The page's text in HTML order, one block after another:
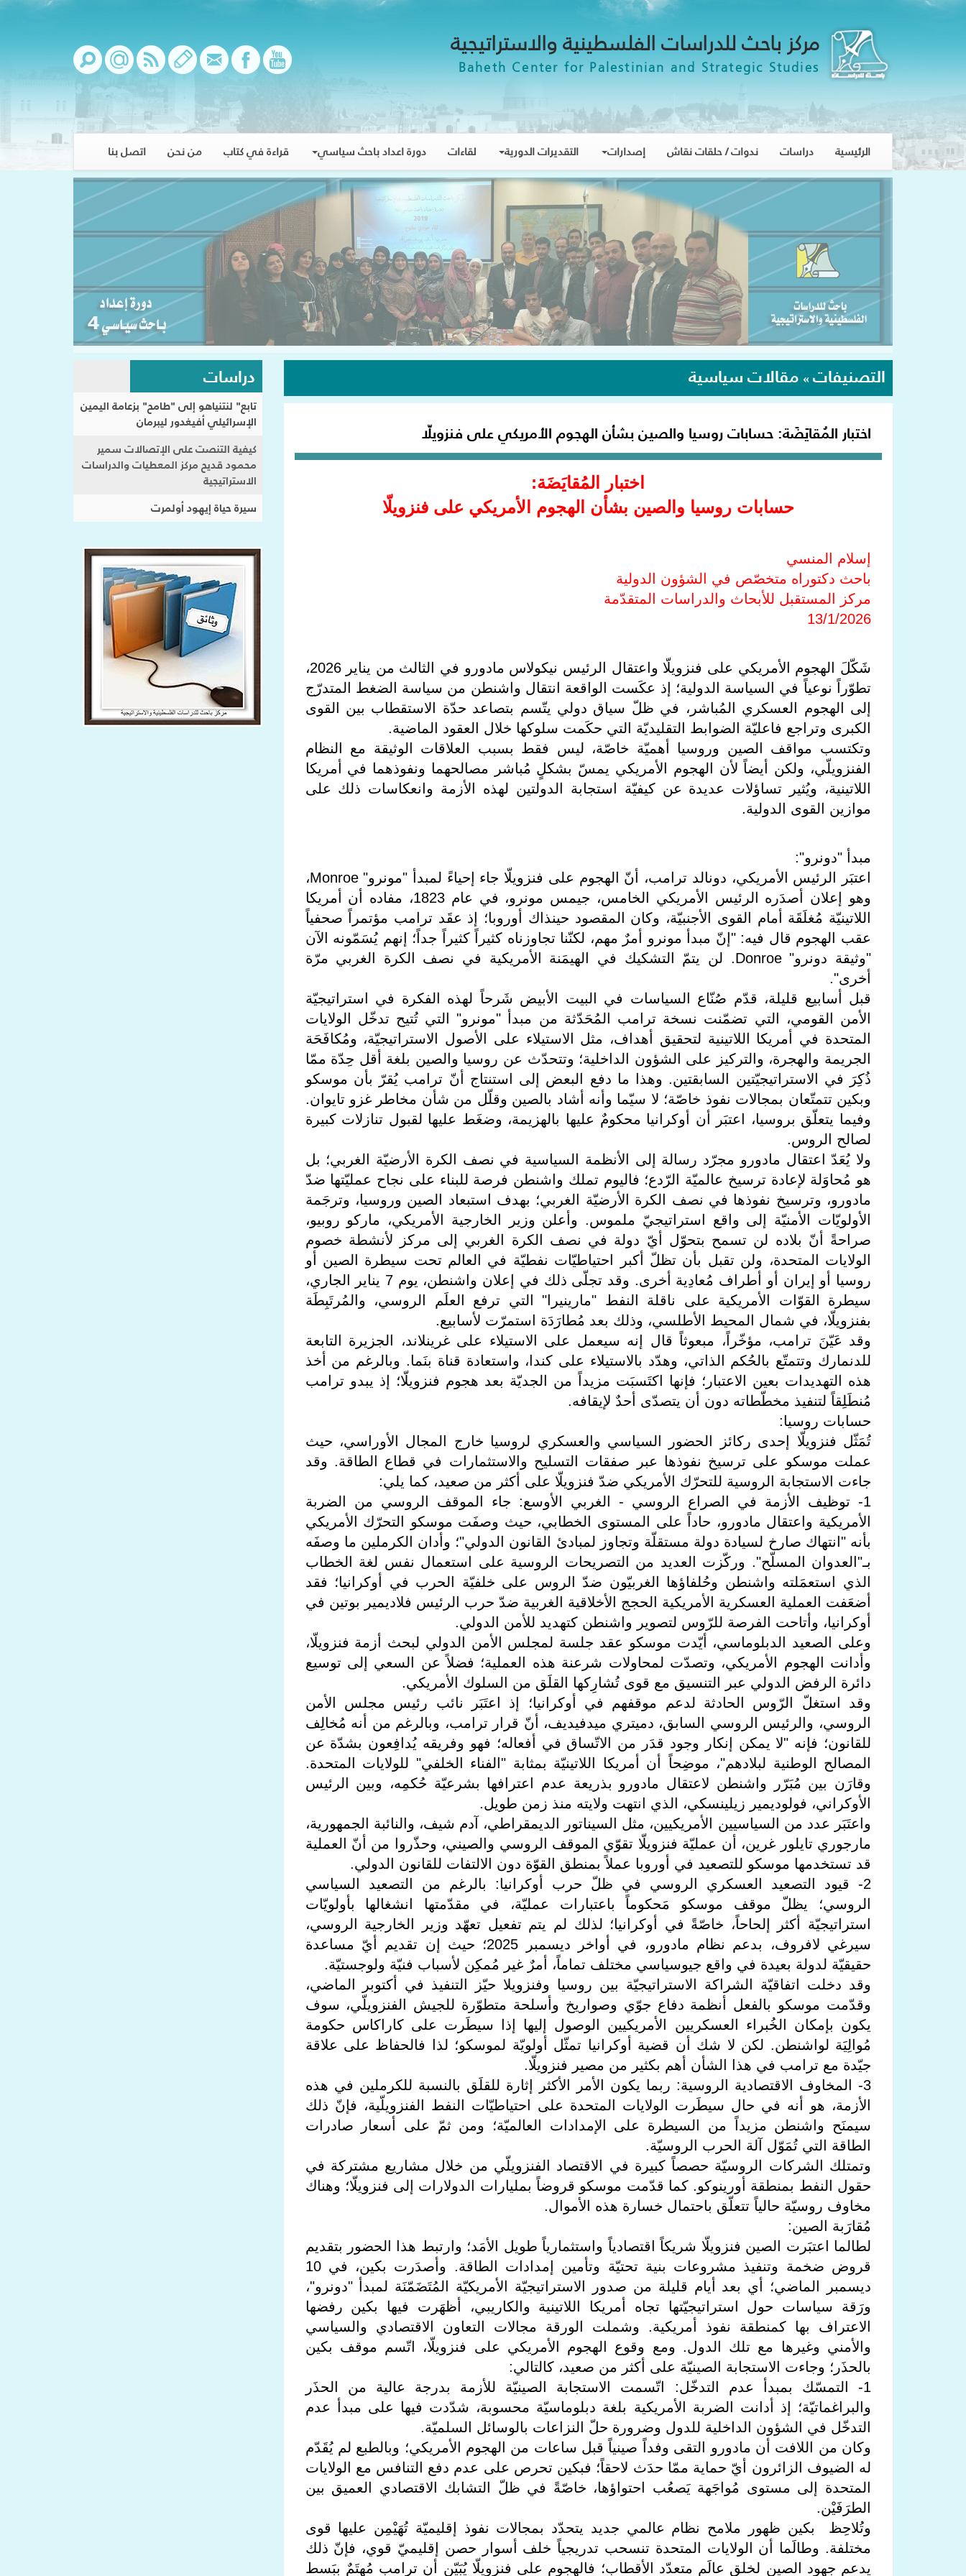
مركز باحث للدراسات الفلسطينية والاستراتيجية
Baheth Center for Palestinian and Strategic Studies
الرئيسية دراسات ندوات / حلقات نقاش إصدارات التقديرات الدورية لقاءات دورة اعداد باحث سياسي قراءة في كتاب من نحن اتصل بنا
التصنيفات » مقالات سياسية
اختبار المُقايَضَة: حسابات روسيا والصين بشأن الهجوم الأمريكي على فنزويلّا
اختبار المُقايَضَة:
حسابات روسيا والصين بشأن الهجوم الأمريكي على فنزويلّا
إسلام المنسي
باحث دكتوراه متخصّص في الشؤون الدولية
مركز المستقبل للأبحاث والدراسات المتقدّمة
13/1/2026
شَكّلَ الهجوم الأمريكي على فنزويلّا واعتقال الرئيس نيكولاس مادورو في الثالث من يناير 2026،
تطوّراً نوعياً في السياسة الدولية؛ إذ عكَست الواقعة انتقال واشنطن من سياسة الضغط المتدرّج
إلى الهجوم العسكري المُباشر، في ظلّ سياق دولي يتّسم بتصاعد حدّة الاستقطاب بين القوى
الكبرى وتراجع فاعليّة الضوابط التقليديّة التي حكَمت سلوكها خلال العقود الماضية.
وتكتسب مواقف الصين وروسيا أهميّة خاصّة، ليس فقط بسبب العلاقات الوثيقة مع النظام
الفنزويلّي، ولكن أيضاً لأن الهجوم الأمريكي يمسّ بشكلٍ مُباشر مصالحهما ونفوذهما في أمريكا
اللاتينية، ويُثير تساؤلات عديدة عن كيفيّة استجابة الدولتين لهذه الأزمة وانعكاسات ذلك على
موازين القوى الدولية.
مبدأ "دونرو":
اعتبَر الرئيس الأمريكي، دونالد ترامب، أنّ الهجوم على فنزويلّا جاء إحياءً لمبدأ "مونرو" Monroe،
وهو إعلان أصدَره الرئيس الأمريكي الخامس، جيمس مونرو، في عام 1823، مفاده أن أمريكا
اللاتينيّة مُغلَقَة أمام القوى الأجنبيّة، وكان المقصود حينذاك أوروبا؛ إذ عقَد ترامب مؤتمراً صحفياً
عقب الهجوم قال فيه: "إنّ مبدأ مونرو أمرٌ مهم، لكنّنا تجاوزناه كثيراً كثيراً جداً؛ إنهم يُسَمّونه الآن
"وثيقة دونرو" Donroe. لن يتمّ التشكيك في الهيمَنة الأمريكية في نصف الكرة الغربي مرّة
أخرى".
قبل أسابيع قليلة، قدّم صُنّاع السياسات في البيت الأبيض شَرحاً لهذه الفكرة في استراتيجيّة
الأمن القومي، التي تضمّنت نسخة ترامب المُحَدّثة من مبدأ "مونرو" التي تُتيح تدخّل الولايات
المتحدة في أمريكا اللاتينية لتحقيق أهداف، مثل الاستيلاء على الأصول الاستراتيجيّة، ومُكافَحَة
الجريمة والهجرة، والتركيز على الشؤون الداخلية؛ وتتحدّث عن روسيا والصين بلغة أقل حِدّة ممّا
ذُكِرَ في الاستراتيجيّتين السابقتين. وهذا ما دفع البعض إلى استنتاج أنّ ترامب يُقرّ بأن موسكو
وبكين تتمتّعان بمجالات نفوذ خاصّة؛ لا سيّما وأنه أشاد بالصين وقلّل من شأن مخاطر غزو تايوان.
وفيما يتعلّق بروسيا، اعتبَر أن أوكرانيا محكومٌ عليها بالهزيمة، وضغَط عليها لقبول تنازلات كبيرة
لصالح الروس.
ولا يُعَدّ اعتقال مادورو مجرّد رسالة إلى الأنظمة السياسية في نصف الكرة الأرضيّة الغربي؛ بل
هو مُحاوَلة لإعادة ترسيخ عالميّة الرّدع؛ فاليوم تملك واشنطن فرصة للبناء على نجاح عمليّتها ضدّ
مادورو، وترسيخ نفوذها في نصف الكرة الأرضيّة الغربي؛ بهدف استبعاد الصين وروسيا، وترجَمة
الأولويّات الأمنيّة إلى واقع استراتيجيّ ملموس. وأعلن وزير الخارجية الأمريكي، ماركو روبيو،
صراحةً أنّ بلاده لن تسمح بتحوّل أيّ دولة في نصف الكرة الغربي إلى مركز لأنشطة خصوم
الولايات المتحدة، ولن تقبل بأن تظلّ أكبر احتياطيّات نفطيّة في العالم تحت سيطرة الصين أو
روسيا أو إيران أو أطراف مُعادِية أخرى. وقد تجلّى ذلك في إعلان واشنطن، يوم 7 يناير الجاري،
سيطرة القوّات الأمريكية على ناقلة النفط "مارينيرا" التي ترفع العلَم الروسي، والمُرتَبِطَة
بفنزويلّا، في شمال المحيط الأطلسي، وذلك بعد مُطارَدَة استمرّت لأسابيع.
وقد عَيّنَ ترامب، مؤخّراً، مبعوثاً قال إنه سيعمل على الاستيلاء على غرينلاند، الجزيرة التابعة
للدنمارك وتتمتّع بالحُكم الذاتي، وهدّد بالاستيلاء على كندا، واستعادة قناة بنَما. وبالرغم من أخذ
هذه التهديدات بعين الاعتبار؛ فإنها اكتَسبَت مزيداً من الجديّة بعد هجوم فنزويلّا؛ إذ يبدو ترامب
مُنطَلِقاً لتنفيذ مخطّطاته دون أن يتصدّى أحدٌ لإيقافه.
حسابات روسيا:
تُمَثّل فنزويلّا إحدى ركائز الحضور السياسي والعسكري لروسيا خارج المجال الأوراسي، حيث
عملت موسكو على ترسيخ نفوذها عبر صفقات التسليح والاستثمارات في قطاع الطاقة. وقد
جاءت الاستجابة الروسية للتحرّك الأمريكي ضدّ فنزويلّا على أكثر من صعيد، كما يلي:
1- توظيف الأزمة في الصراع الروسي - الغربي الأوسع: جاء الموقف الروسي من الضربة
الأمريكية واعتقال مادورو، حاداً على المستوى الخطابي، حيث وصفَت موسكو التحرّك الأمريكي
بأنه "انتهاك صارخ لسيادة دولة مستقلّة وتجاوز لمبادئ القانون الدولي"؛ وأدان الكرملين ما وصفَه
بـ"العدوان المسلّح". وركّزت العديد من التصريحات الروسية على استعمال نفس لغة الخطاب
الذي استعمَلته واشنطن وحُلفاؤها الغربيّون ضدّ الروس على خلفيّة الحرب في أوكرانيا؛ فقد
أضعَفت العملية العسكرية الأمريكية الحجج الأخلاقية الغربية ضدّ حرب الرئيس فلاديمير بوتين في
أوكرانيا، وأتاحت الفرصة للرّوس لتصوير واشنطن كتهديد للأمن الدولي.
وعلى الصعيد الدبلوماسي، أيّدت موسكو عقد جلسة لمجلس الأمن الدولي لبحث أزمة فنزويلّا،
وأدانت الهجوم الأمريكي، وتصدّت لمحاولات شرعنة هذه العملية؛ فضلاً عن السعي إلى توسيع
دائرة الرفض الدولي عبر التنسيق مع قوى تُشارِكها القلَق من السلوك الأمريكي.
وقد استغلّ الرّوس الحادثة لدعم موقفهم في أوكرانيا؛ إذ اعتَبَر نائب رئيس مجلس الأمن
الروسي، والرئيس الروسي السابق، دميتري ميدفيديف، أنّ قرار ترامب، وبالرغم من أنه مُخالِف
للقانون؛ فإنه "لا يمكن إنكار وجود قدَر ‌من الاتّساق في أفعاله؛ فهو وفريقه يُدافِعون بشدّة عن
المصالح الوطنية لبلادهم"، موضِحاً أن أمريكا اللاتينيّة بمثابة "‌الفناء الخلفي" للولايات المتحدة.
وقارَن بين مُبَرّر واشنطن لاعتقال مادورو بذريعة عدم اعترافها بشرعيّة حُكمِه، وبين الرئيس
الأوكراني، فولوديمير زيلينسكي، الذي انتهت ولايته منذ زمن طويل.
واعتَبَر عدد من السياسيين الأمريكيين، مثل السيناتور الديمقراطي، آدم شيف، والنائبة الجمهورية،
مارجوري تايلور غرين، أن عمليّة فنزويلّا تقوّي الموقف الروسي والصيني، وحذّروا من أنّ العملية
قد تستخدمها موسكو للتصعيد في أوروبا عملاً بمنطق القوّة دون الالتفات للقانون الدولي.
2- قيود التصعيد العسكري الروسي في ظلّ حرب أوكرانيا: بالرغم من التصعيد السياسي
الروسي؛ يظلّ موقف موسكو مَحكوماً باعتبارات عمليّة، في مقدّمتها انشغالها بأولويّات
استراتيجيّة أكثر إلحاحاً، خاصّةً في أوكرانيا؛ لذلك لم يتم تفعيل تعهّد وزير الخارجية الروسي،
سيرغي لافروف، بدعم نظام مادورو، في أواخر ديسمبر 2025؛ حيث إن تقديم أيّ مساعدة
حقيقيّة لدولة بعيدة في واقع جيوسياسي مختلف تماماً، أمرٌ غير مُمكِن لأسباب فنيّة ولوجستيّة.
وقد دخلت اتفاقيّة الشراكة الاستراتيجيّة بين روسيا وفنزويلا حيّز التنفيذ في أكتوبر الماضي،
وقدّمت موسكو بالفعل أنظمة دفاع جوّي وصواريخ وأسلحة متطوّرة للجيش الفنزويلّي، سوف
يكون بإمكان الخُبراء العسكريين الأمريكيين الوصول إليها إذا سيطَرت على كاراكاس حكومة
مُوالِيَة لواشنطن. لكن لا شك أن قضية أوكرانيا تمثّل أولويّة لموسكو؛ لذا فالحفاظ على علاقة
جيّدة مع ترامب في هذا الشأن أهم بكثير من مصير فنزويلّا.
3- المخاوف الاقتصادية الروسية: ربما يكون الأمر الأكثر إثارة للقلَق بالنسبة للكرملين في هذه
الأزمة، هو أنه في حال سيطَرت الولايات المتحدة على احتياطيّات النفط الفنزويلّية، فإنّ ذلك
سيمنَح واشنطن مزيداً من السيطرة على الإمدادات العالميّة؛ ومن ثمّ على أسعار صادرات
الطاقة التي تُمَوّل آلة الحرب الروسيّة.
وتمتلك الشركات الروسيّة حصصاً كبيرة في الاقتصاد الفنزويلّي من خلال مشاريع مشتركة في
حقول النفط بمنطقة أورينوكو. كما قدّمت موسكو قروضاً بمليارات الدولارات إلى فنزويلّا؛ وهناك
مخاوف روسيّة حالياً تتعلّق باحتمال خسارة هذه الأموال.
مُقارَبة الصين:
لطالما اعتبَرت الصين فنزويلّا شريكاً اقتصادياً واستثمارياً طويل الأمَد؛ وارتبط هذا الحضور بتقديم
قروض ضخمة وتنفيذ مشروعات بنية تحتيّة وتأمين إمدادات الطاقة. وأصدَرت بكين، في 10
ديسمبر الماضي؛ أي بعد أيام قليلة من صدور الاستراتيجيّة الأمريكيّة المُتَضَمّنَة لمبدأ "دونرو"،
ورَقة سياسات حول استراتيجيّتها تجاه أمريكا اللاتينية والكاريبي، أظهَرت فيها بكين رفضها
الاعتراف بها كمنطقة نفوذ أمريكية. وشملت الورقة مجالات التعاون الاقتصادي والسياسي
والأمني وغيرها مع تلك الدول. ومع وقوع الهجوم الأمريكي على فنزويلّا، اتّسم موقف بكين
بالحذَر؛ وجاءت الاستجابة الصينيّة على أكثر من صعيد، كالتالي:
1- التمسّك بمبدأ عدم التدخّل: اتّسمت الاستجابة الصينيّة للأزمة بدرجة عالية من الحذَر
والبراغماتيّة؛ إذ أدانت الضربة الأمريكية بلغة دبلوماسيّة محسوبة، شدّدت فيها على مبدأ عدم
التدخّل في الشؤون الداخلية للدول وضرورة حلّ النزاعات بالوسائل السلميّة.
وكان من اللافت أن مادورو التقى وفداً صينياً قبل ساعات من الهجوم الأمريكي؛ وبالطبع لم يُقَدّم
له الضيوف الزائرون أيّ حماية ممّا حدَث لاحقاً؛ فبكين تحرص على عدم دفع التنافس مع الولايات
المتحدة إلى مستوى مُواجَهة يَصعُب احتواؤها، خاصّةً في ظلّ التشابك الاقتصادي العميق بين
الطرَفَيْن.
وتُلاحِظ بكين ظهور ملامح نظام عالمي جديد يتحدّد بمجالات نفوذ إقليميّة تُهَيْمِن عليها قوى
مختلفة. وطالَما أن الولايات المتحدة تنسحب تدريجياً خلف أسوار حصن إقليميّ قوي، فإنّ ذلك
يدعم جهود الصين لخلق عالَم متعدّد الأقطاب؛ فالهجوم على فنزويلّا يُبَيّن أن ترامب مُهتَمٌ ببَسط
دراسات
تابع" لنتنياهو إلى "طامح" بزعامة اليمين
الإسرائيلي أفيغدور ليبرمان
كيفية التنصت على الإتصالات سمير
محمود قديح مركز المعطيات والدراسات
الاستراتيجية
سيرة حياة إيهود أولمرت